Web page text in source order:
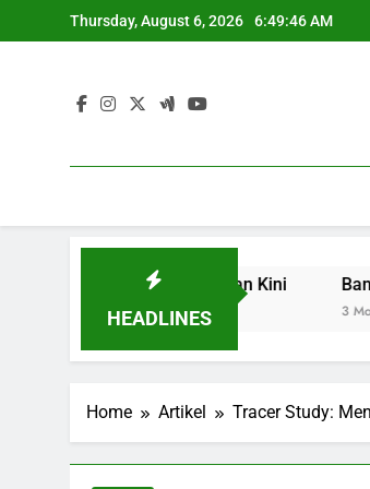
to
Thursday, August 6, 2026 6:49:47 AM
HEADLINES
di Zaman Kini Bank Soal
Home Artikel Tracer Study: